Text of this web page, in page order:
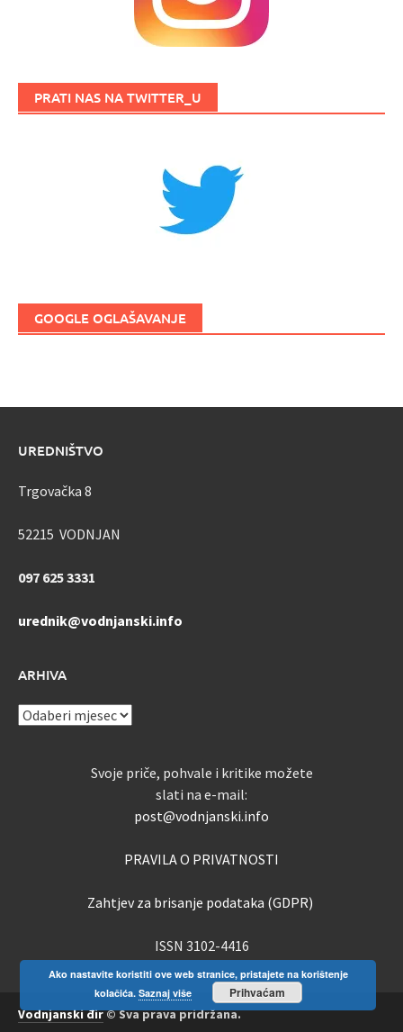
PRATI NAS NA TWITTER_U
GOOGLE OGLAŠAVANJE
UREDNIŠTVO
Trgovačka 8
52215 VODNJAN
097 625 3331
urednik@vodnjanski.info
ARHIVA
ARHIVA
Svoje priče, pohvale i kritike možete
slati na e-mail:
post@vodnjanski.info
PRAVILA O PRIVATNOSTI
Zahtjev za brisanje podataka (GDPR)
ISSN 3102-4416
Vodnjanski đir© Sva prava pridržana.
Ako nastavite koristiti ove web stranice, pristajete na korištenje
kolačića. Saznaj više Prihvaćam